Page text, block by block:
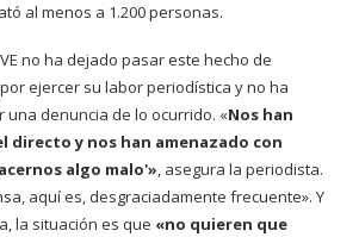
al menos a 1.200 personas.
no ha dejado pasar este hecho de
ejercer su labor periodística y no ha
denuncia de lo ocurrido. «Nos han
directo y nos han amenazado con
algo malo'», asegura la periodista.
aquí es, desgraciadamente frecuente». Y
la situación es que «no quieren que